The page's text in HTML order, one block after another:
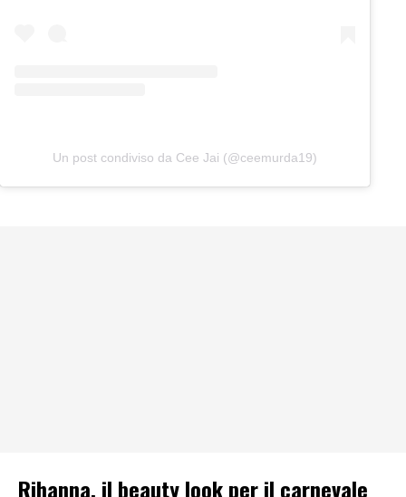
Un post condiviso da Cee Jai (@ceemurda19)
Rihanna, il beauty look per il carnevale